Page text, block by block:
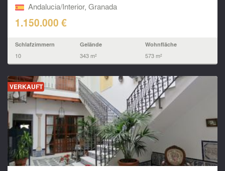
Andalucia/Interior, Granada
1.150.000 €
Schlafzimmern
10
Gelände
343 m²
Wohnfläche
573 m²
VERKAUFT